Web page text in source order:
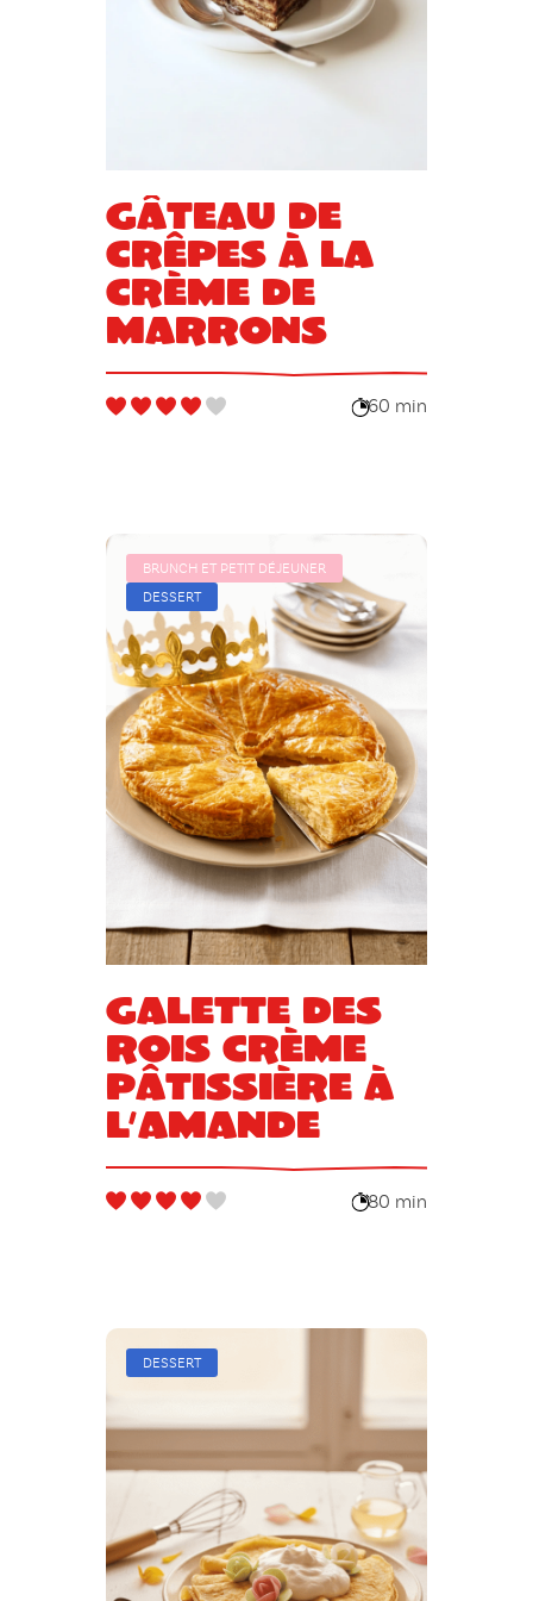
Gâteau de
crêpes à la
crème de
marrons
60 min
BRUNCH ET PETIT DÉJEUNER
DESSERT
Galette des
rois crème
pâtissière à
l’amande
80 min
DESSERT